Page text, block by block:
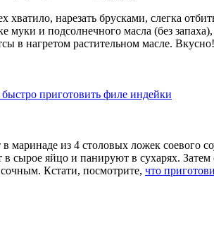
хватило, нарезать брусками, слегка
и подсолнечного масла (без
в нагретом растительном масле. Вкусно!
маринаде из 4 столовых ложек соевого
сырое яйцо и панируют в сухарях.
Кстати, посмотрите, что